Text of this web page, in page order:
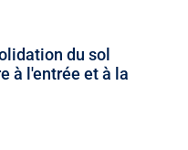
du sol
à l'entrée et à la